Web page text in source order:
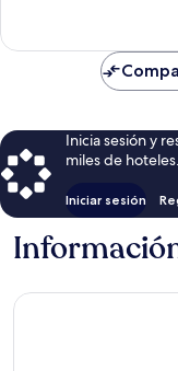
Inicia sesión y
miles de
Iniciar sesión